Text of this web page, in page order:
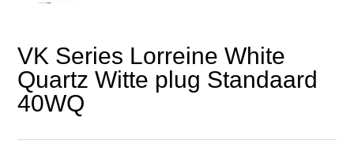
VK Series Lorreine White
Quartz Witte plug Standaard
40WQ